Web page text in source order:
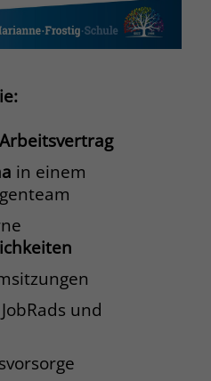
in einem
und
bei.
frostig-schule.de
Opt-In